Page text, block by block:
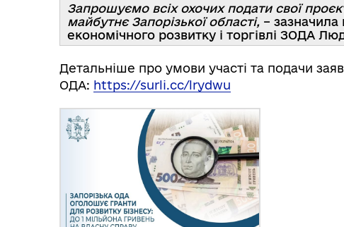
Запрошуємо всіх охочих подати свої
майбутнє Запорізької області, –
економічного розвитку і торгівлі ЗОДА
Детальніше про умови участі та подачи
ОДА: https://surli.cc/lrydwu